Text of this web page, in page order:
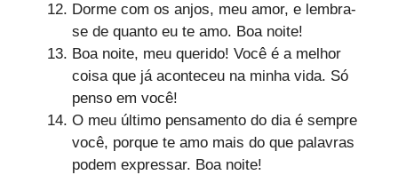
Dorme com os anjos, meu amor, e lembra-
se de quanto eu te amo. Boa noite!
Boa noite, meu querido! Você é a melhor
coisa que já aconteceu na minha vida. Só
penso em você!
O meu último pensamento do dia é sempre
você, porque te amo mais do que palavras
podem expressar. Boa noite!